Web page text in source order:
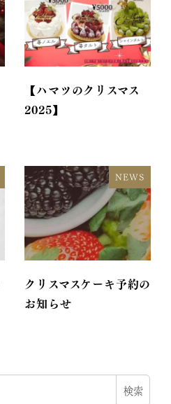
【ハマツのクリスマス
2025】
NEWS
クリスマスケーキ予約の
お知らせ
検索